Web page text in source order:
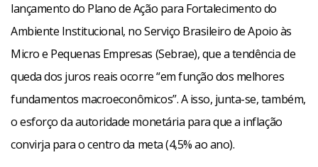
lançamento do Plano de Ação para Fortalecimento do
Ambiente Institucional, no Serviço Brasileiro de Apoio às
Micro e Pequenas Empresas (Sebrae), que a tendência de
queda dos juros reais ocorre “em função dos melhores
fundamentos macroeconômicos”. A isso, junta-se, também,
o esforço da autoridade monetária para que a inflação
convirja para o centro da meta (4,5% ao ano).